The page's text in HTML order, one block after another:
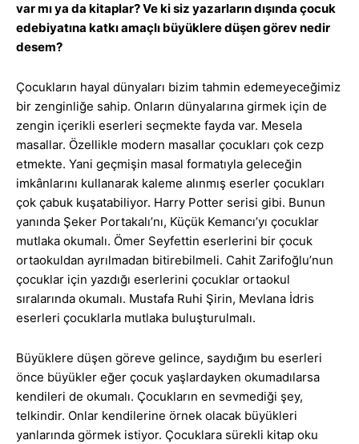
var mı ya da kitaplar? Ve ki siz yazarların dışında çocuk
edebiyatına katkı amaçlı büyüklere düşen görev nedir
desem?
Çocukların hayal dünyaları bizim tahmin edemeyeceğimiz
bir zenginliğe sahip. Onların dünyalarına girmek için de
zengin içerikli eserleri seçmekte fayda var. Mesela
masallar. Özellikle modern masallar çocukları çok cezp
etmekte. Yani geçmişin masal formatıyla geleceğin
imkânlarını kullanarak kaleme alınmış eserler çocukları
çok çabuk kuşatabiliyor. Harry Potter serisi gibi. Bunun
yanında Şeker Portakalı’nı, Küçük Kemancı’yı çocuklar
mutlaka okumalı. Ömer Seyfettin eserlerini bir çocuk
ortaokuldan ayrılmadan bitirebilmeli. Cahit Zarifoğlu’nun
çocuklar için yazdığı eserlerini çocuklar ortaokul
sıralarında okumalı. Mustafa Ruhi Şirin, Mevlana İdris
eserleri çocuklarla mutlaka buluşturulmalı.
Büyüklere düşen göreve gelince, saydığım bu eserleri
önce büyükler eğer çocuk yaşlardayken okumadılarsa
kendileri de okumalı. Çocukların en sevmediği şey,
telkindir. Onlar kendilerine örnek olacak büyükleri
yanlarında görmek istiyor. Çocuklara sürekli kitap oku